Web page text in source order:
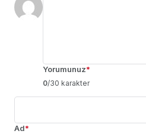
Yorumunuz*
0/30 karakter
Ad*